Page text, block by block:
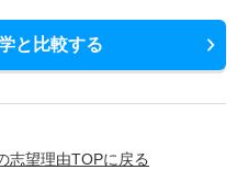
と比較する
志望理由TOPに戻る